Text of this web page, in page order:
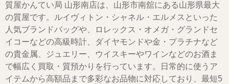
質屋かんてい局 山形南店は、山形市南舘にある山形県最大
の質屋です。ルイヴィトン・シャネル・エルメスといった
人気ブランドバッグや、ロレックス・オメガ・グランドセ
イコーなどの高級時計、ダイヤモンドや金・プラチナなど
の貴金属、ジュエリー、ウイスキーやワインなどのお酒ま
で幅広く買取・質預かりを行っています。日常的に使うア
イテムから高額品まで多彩なお品物に対応しており、最短5